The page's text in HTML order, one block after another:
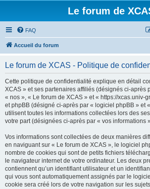
Le forum de
FAQ
Accueil du forum
Le forum de XCAS - Politique de
Cette politique de confidentialité explique en détail
XCAS » et ses partenaires affiliés (désignés ci-après
« nos », « Le forum de XCAS » et « https://xcas.univ-
et phpBB (désigné ci-après par « logiciel phpBB » et
utilisent toutes les informations collectées lors des
votre part (désignées ci-après par « vos informations
Vos informations sont collectées de deux manières
en naviguant sur « Le forum de XCAS », le logiciel
nombre de cookies qui sont de petits fichiers
le navigateur internet de votre ordinateur. Les deux
contiennent qu’un identifiant utilisateur et un
qui vous sont automatiquement assignés par le
cookie sera créé lors de votre navigation sur les